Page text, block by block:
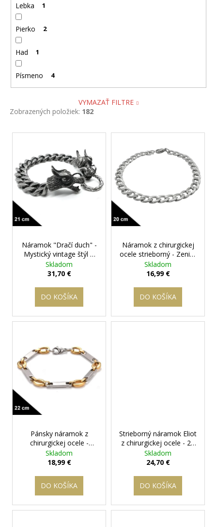
Lebka 1
Pierko 2
Had 1
Písmeno 4
VYMAZAŤ FILTRE
Zobrazených položiek: 182
V
p
o
Náramok "Dračí duch" -
Mystický vintage štýl +
darčeková krabička
zadarmo
Skladom
31,70 €
DO KOŠÍKA
Náramok z chirurgickej
ocele strieborný - Zenith
20 cm+ darčeková
krabička zadarmo
Skladom
16,99 €
DO KOŠÍKA
Pánsky náramok z
chirurgickej ocele -
Gemini 22 cm
darčeková krabička
Skladom
18,99 €
DO KOŠÍKA
Strieborný náramok Eliot
z chirurgickej ocele - 22
+ darčeková
krabička zadarmo
Skladom
24,70 €
DO KOŠÍKA